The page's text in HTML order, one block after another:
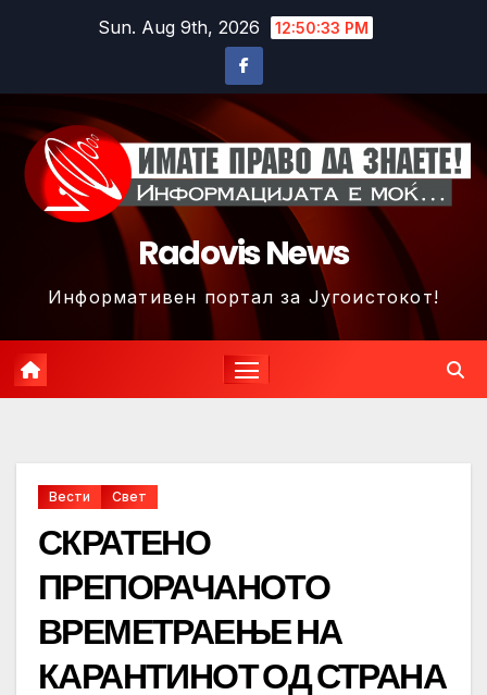
Sun. Aug 9th, 2026 12:50:35 PM
Radovis News
Информативен портал за Југоистокот!
Вести Свет
СКРАТЕНО
ПРЕПОРАЧАНОТО
ВРЕМЕТРАЕЊЕ НА
КАРАНТИНОТ ОД СТРАНА